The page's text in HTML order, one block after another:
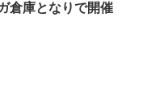
倉庫となりで開催